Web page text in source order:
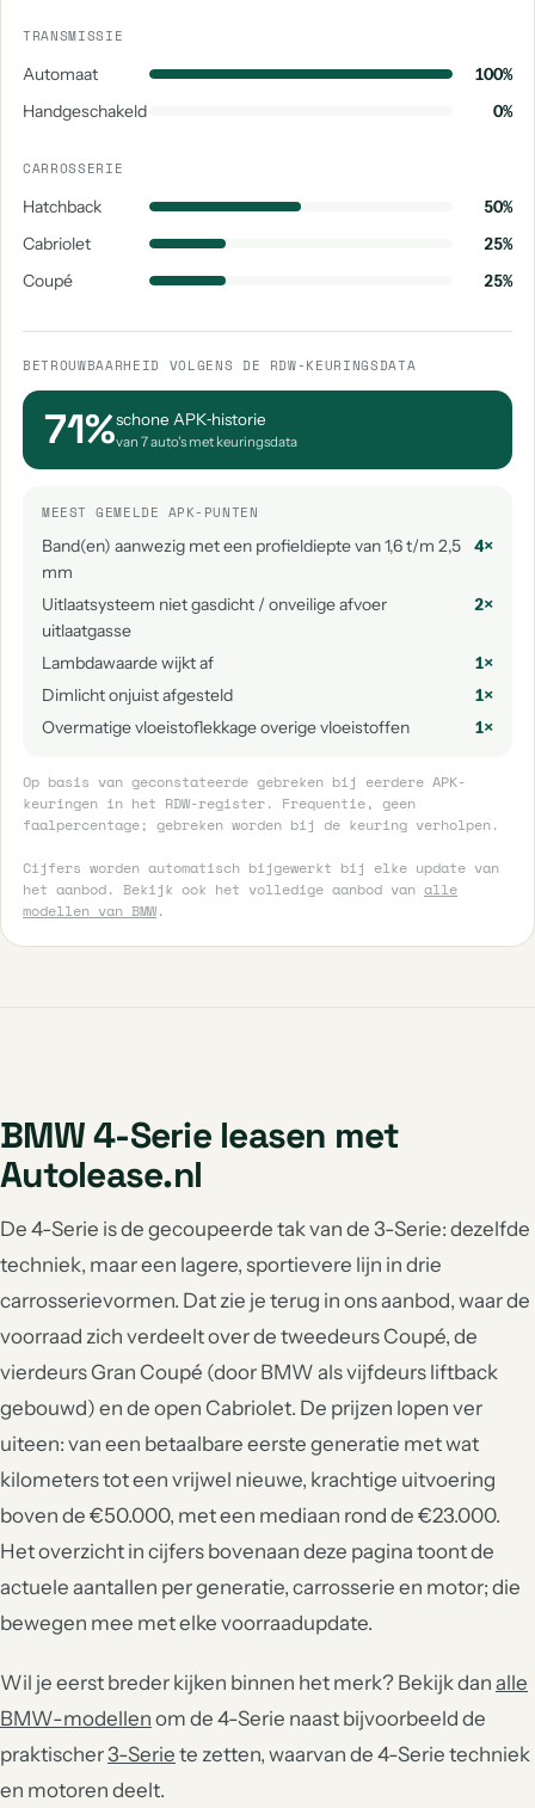
TRANSMISSIE
Automaat
100%
Handgeschakeld
0%
CARROSSERIE
Hatchback
50%
Cabriolet
25%
Coupé
25%
BETROUWBAARHEID VOLGENS DE RDW-KEURINGSDATA
71%schone APK‑historie
van 7 auto's met keuringsdata
MEEST GEMELDE APK-PUNTEN
Band(en) aanwezig met een profieldiepte van 1,6 t/m 2,5
mm
4×
Uitlaatsysteem niet gasdicht / onveilige afvoer
uitlaatgasse
2×
Lambdawaarde wijkt af
1×
Dimlicht onjuist afgesteld
1×
Overmatige vloeistoflekkage overige vloeistoffen
1×
Op basis van geconstateerde gebreken bij eerdere APK-
keuringen in het RDW-register. Frequentie, geen
faalpercentage; gebreken worden bij de keuring verholpen.
Cijfers worden automatisch bijgewerkt bij elke update van
het aanbod. Bekijk ook het volledige aanbod van alle
modellen van BMW.
BMW 4-Serie leasen met
Autolease.nl
De 4-Serie is de gecoupeerde tak van de 3-Serie: dezelfde
techniek, maar een lagere, sportievere lijn in drie
carrosserievormen. Dat zie je terug in ons aanbod, waar de
voorraad zich verdeelt over de tweedeurs Coupé, de
vierdeurs Gran Coupé (door BMW als vijfdeurs liftback
gebouwd) en de open Cabriolet. De prijzen lopen ver
uiteen: van een betaalbare eerste generatie met wat
kilometers tot een vrijwel nieuwe, krachtige uitvoering
boven de €50.000, met een mediaan rond de €23.000.
Het overzicht in cijfers bovenaan deze pagina toont de
actuele aantallen per generatie, carrosserie en motor; die
bewegen mee met elke voorraadupdate.
Wil je eerst breder kijken binnen het merk? Bekijk dan alle
BMW-modellen om de 4-Serie naast bijvoorbeeld de
praktischer3-Serie te zetten, waarvan de 4-Serie techniek
en motoren deelt.